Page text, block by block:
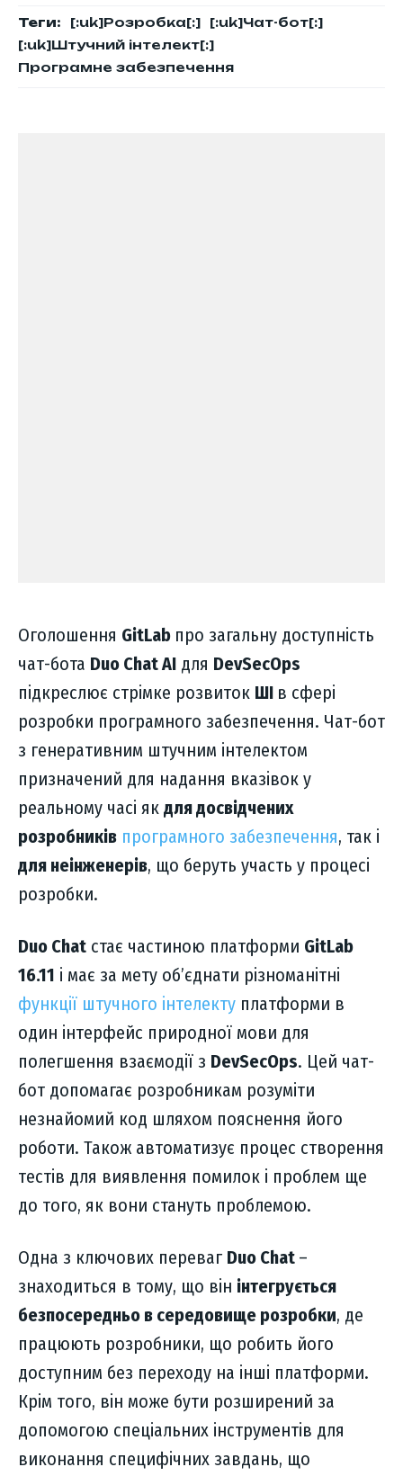
Теги: [:uk]Розробка[:]
[:uk]Чат-бот[:]
[:uk]Штучний інтелект[:]
Програмне забезпечення
Оголошення GitLab про загальну доступність
чат-бота Duo Chat AI для DevSecOps
підкреслює стрімке розвиток ШІ в сфері
розробки програмного забезпечення. Чат-бот
з генеративним штучним інтелектом
призначений для надання вказівок у
реальному часі як для досвідчених
розробників програмного забезпечення, так і
для неінженерів, що беруть участь у процесі
розробки.
Duo Chat стає частиною платформи GitLab
16.11 і має за мету об’єднати різноманітні
функції штучного інтелекту платформи в
один інтерфейс природної мови для
полегшення взаємодії з DevSecOps. Цей чат-
бот допомагає розробникам розуміти
незнайомий код шляхом пояснення його
роботи. Також автоматизує процес створення
тестів для виявлення помилок і проблем ще
до того, як вони стануть проблемою.
Одна з ключових переваг Duo Chat –
знаходиться в тому, що він інтегрується
безпосередньо в середовище розробки, де
працюють розробники, що робить його
доступним без переходу на інші платформи.
Крім того, він може бути розширений за
допомогою спеціальних інструментів для
виконання специфічних завдань, що